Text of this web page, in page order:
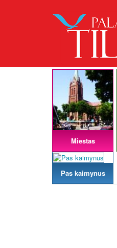
Miestas
Pas kaimynus